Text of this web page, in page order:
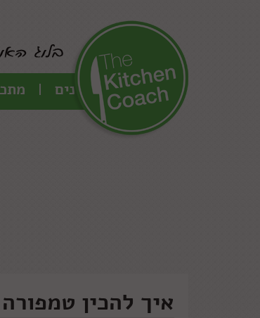
כל המתכונים
איך להכין